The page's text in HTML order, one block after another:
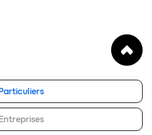
group
chez eloy
Contact